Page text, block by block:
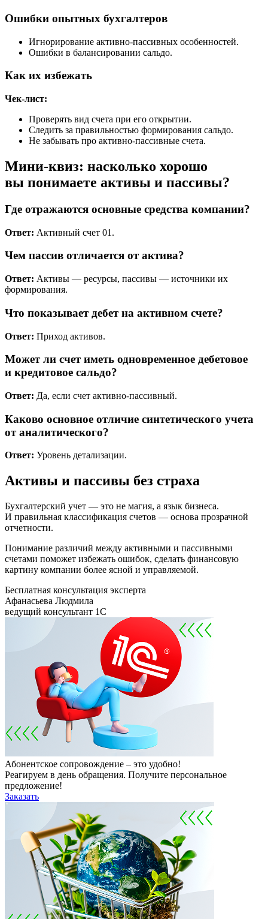
Ошибки опытных бухгалтеров
Игнорирование активно-пассивных особенностей.
Ошибки в балансировании сальдо.
Как их избежать
Чек-лист:
Проверять вид счета при его открытии.
Следить за правильностью формирования сальдо.
Не забывать про активно-пассивные счета.
Мини-квиз: насколько хорошо
вы понимаете активы и пассивы?
Где отражаются основные средства компании?
Ответ: Активный счет 01.
Чем пассив отличается от актива?
Ответ: Активы — ресурсы, пассивы — источники их
формирования.
Что показывает дебет на активном счете?
Ответ: Приход активов.
Может ли счет иметь одновременное дебетовое
и кредитовое сальдо?
Ответ: Да, если счет активно-пассивный.
Каково основное отличие синтетического учета
от аналитического?
Ответ: Уровень детализации.
Активы и пассивы без страха
Бухгалтерский учет — это не магия, а язык бизнеса.
И правильная классификация счетов — основа прозрачной
отчетности.
Понимание различий между активными и пассивными
счетами поможет избежать ошибок, сделать финансовую
картину компании более ясной и управляемой.
Бесплатная консультация эксперта
Афанасьева Людмила
ведущий консультант 1С
Абонентское сопровождение – это удобно!
Реагируем в день обращения. Получите персональное
предложение!
Заказать